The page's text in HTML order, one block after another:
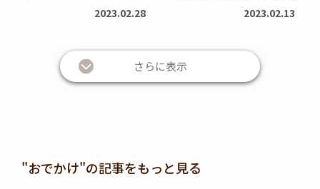
2023.02.28 2023.02.13
さらに表示
"おでかけ"の記事をもっと見る